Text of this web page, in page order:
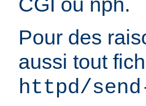
Pour des
aussi tout
httpd/